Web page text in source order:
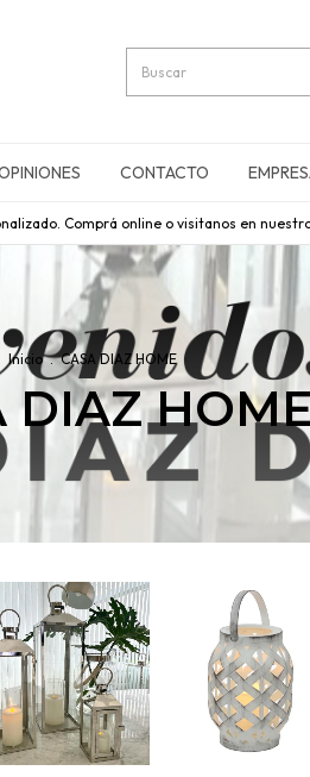
CONTACTO
Comprá online o visitanos en
Inicio . CASA DIAZ HOME
DIAZ HOME